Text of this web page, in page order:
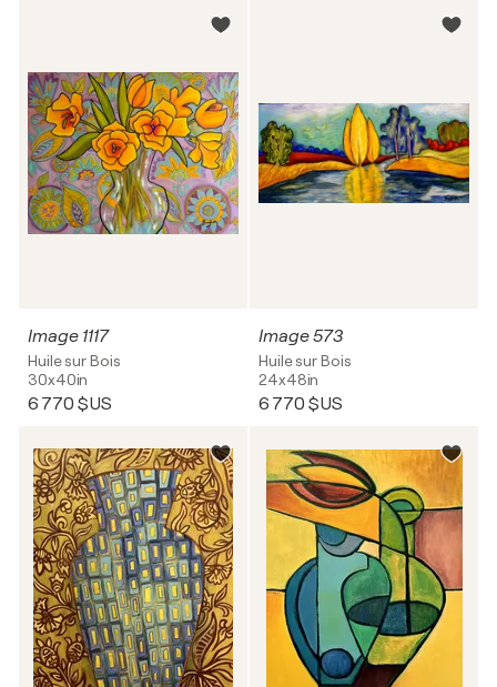
Image 1117
Huile sur Bois
30x40in
6 770 $US
Image 573
Huile sur Bois
24x48in
6 770 $US